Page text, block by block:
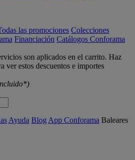
las promociones Colecciones
Financiación Catálogos Conforama
son aplicados en el carrito. Haz
ver estos descuentos e importes
Ayuda Blog App Conforama Baleares